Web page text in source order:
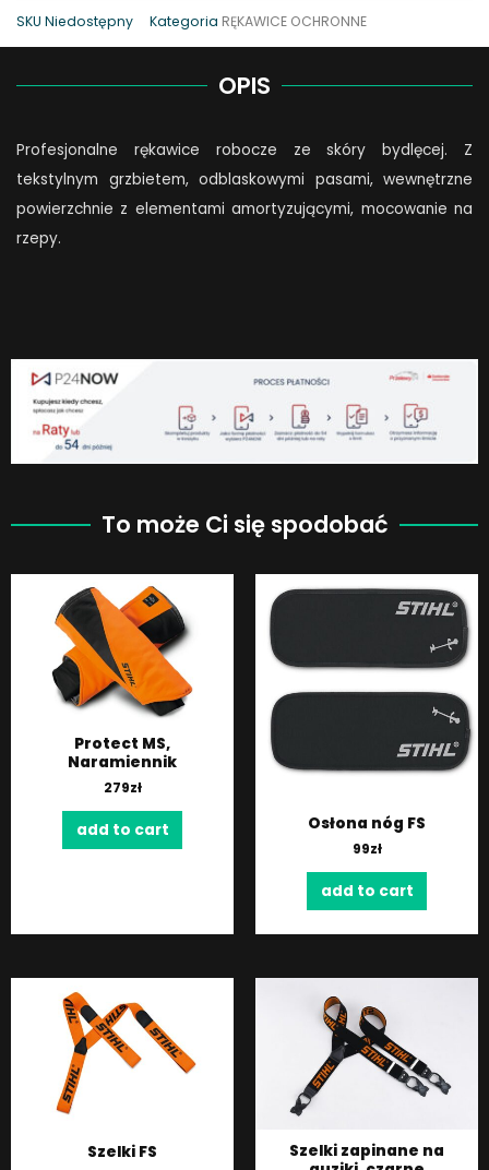
SKU Niedostępny Kategoria RĘKAWICE OCHRONNE
OPIS
Profesjonalne rękawice robocze ze skóry bydlęcej. Z
tekstylnym grzbietem, odblaskowymi pasami, wewnętrzne
powierzchnie z elementami amortyzującymi, mocowanie na
rzepy.
To może Ci się spodobać
Protect MS,
Naramiennik
279zł
add to cart Osłona nóg FS
99zł
add to cart
Szelki FS
Szelki zapinane na